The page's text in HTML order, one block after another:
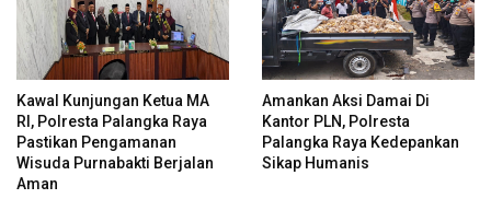
Kawal Kunjungan Ketua MA
RI, Polresta Palangka Raya
Pastikan Pengamanan
Wisuda Purnabakti Berjalan
Aman
Amankan Aksi Damai Di
Kantor PLN, Polresta
Palangka Raya Kedepankan
Sikap Humanis